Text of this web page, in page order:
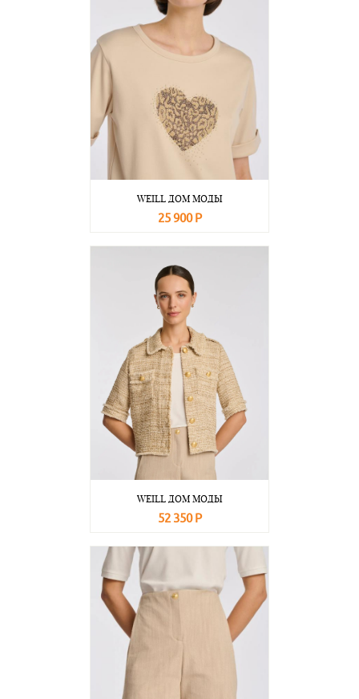
WEILL ДОМ МОДЫ
25 900 Р
WEILL ДОМ МОДЫ
52 350 Р